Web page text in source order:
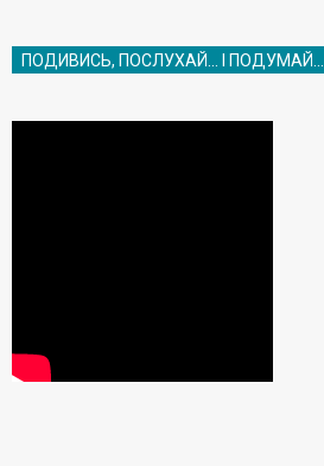
ПОДИВИСЬ, ПОСЛУХАЙ… І ПОДУМАЙ…